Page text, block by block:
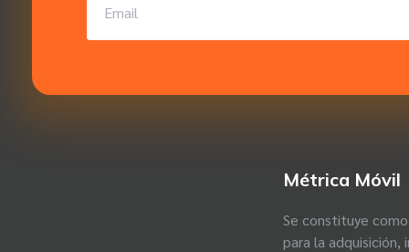
Métrica Móvil
Se constituye
para la adquisición,